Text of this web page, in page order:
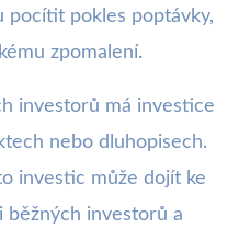
pocítit pokles poptávky,
zpomalení.
investorů má investice
nebo dluhopisech.
investic může dojít ke
investorů a